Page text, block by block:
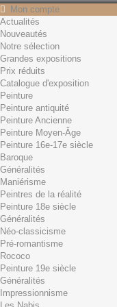
Mon compte
Contact
Français
English
Français
Actualités
Rechercher
Panier (vide)
Aucun produit
0,01€ dès 29€ d'achat
0,00 € Total
Commander
Actualités
Nouveautés
Notre sélection
Grandes expositions
Prix réduits
Catalogue d'exposition
Peinture
Peinture antiquité
Peinture Ancienne
Peinture Moyen-Âge
Peinture 16e-17e siècle
Baroque
Généralités
Maniérisme
Peintres de la réalité
Peinture 18e siècle
Généralités
Néo-classicisme
Pré-romantisme
Rococo
Peinture 19e siècle
Généralités
Impressionnisme